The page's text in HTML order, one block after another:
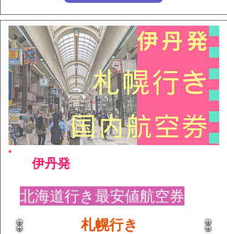
伊丹発
北海道行き最安値航空券
札幌行き